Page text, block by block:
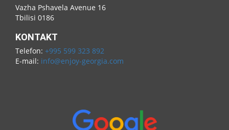
Vazha Pshavela Avenue 16
Tbilisi 0186
KONTAKT
Telefon: +995 599 323 892
E-mail: info@enjoy-georgia.com